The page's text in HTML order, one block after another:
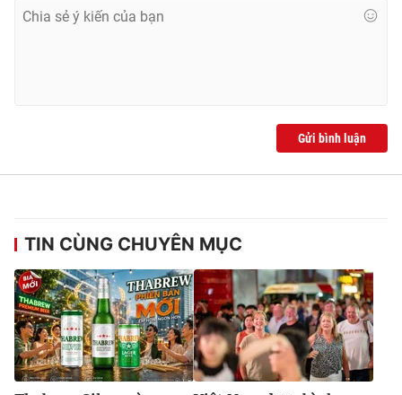
Giấy phép hoạt động báo in và báo điện tử số 483/GP-BTTTT
024.38 355 931 - 024.38 355 932
Email:toasoan@vtv.vn
Gửi bình luận
TIN CÙNG CHUYÊN MỤC